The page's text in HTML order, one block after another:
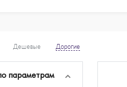
Дешевые Дорогие
параметрам